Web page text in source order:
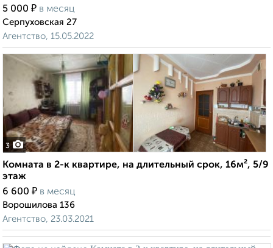
5 000 ₽ в месяц
Серпуховская 27
Агентство, 15.05.2022
3
Комната в 2-к квартире, на длительный срок, 16м², 5/9
этаж
6 600 ₽ в месяц
Ворошилова 136
Агентство, 23.03.2021